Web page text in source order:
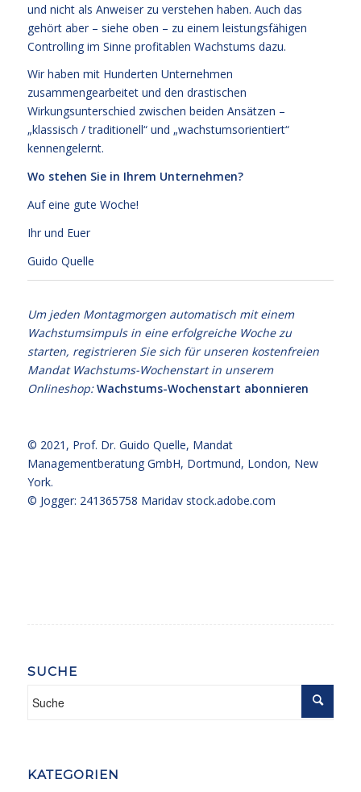
und nicht als Anweiser zu verstehen haben. Auch das
gehört aber – siehe oben – zu einem leistungsfähigen
Controlling im Sinne profitablen Wachstums dazu.
Wir haben mit Hunderten Unternehmen
zusammengearbeitet und den drastischen
Wirkungsunterschied zwischen beiden Ansätzen –
„klassisch / traditionell“ und „wachstumsorientiert“
kennengelernt.
Wo stehen Sie in Ihrem Unternehmen?
Auf eine gute Woche!
Ihr und Euer
Guido Quelle
Um jeden Montagmorgen automatisch mit einem
Wachstumsimpuls in eine erfolgreiche Woche zu
starten, registrieren Sie sich für unseren kostenfreien
Mandat Wachstums-Wochenstart in unserem
Onlineshop:Wachstums-Wochenstart abonnieren
© 2021, Prof. Dr. Guido Quelle, Mandat
Managementberatung GmbH, Dortmund, London, New
York.
© Jogger: 241365758 Maridav stock.adobe.com
SUCHE
KATEGORIEN